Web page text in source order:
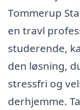
Tommerup
en travl
studerende,
den løsning,
stressfri og
derhjemme.